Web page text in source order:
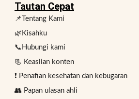
Tautan Cepat
📌Tentang Kami
🌿Kisahku
📞Hubungi kami
📃 Keaslian konten
❗ Penafian kesehatan dan kebugaran
👥 Papan ulasan ahli